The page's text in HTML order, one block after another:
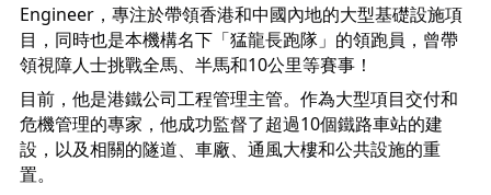
Engineer，專注於帶領香港和中國內地的大型基礎設施項
目，同時也是本機構名下「猛龍長跑隊」的領跑員，曾帶
領視障人士挑戰全馬、半馬和10公里等賽事！
目前，他是港鐵公司工程管理主管。作為大型項目交付和
危機管理的專家，他成功監督了超過10個鐵路車站的建
設，以及相關的隧道、車廠、通風大樓和公共設施的重
置。